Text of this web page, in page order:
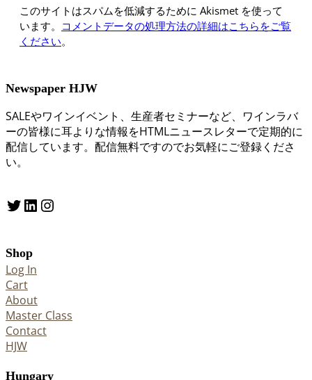
このサイトはスパムを低減するために Akismet を使って
います。 コメントデータの処理方法の詳細はこちらをご覧
ください。
Newspaper HJW
SALEやワインイベント、生産者セミナーなど、ワインラバ
ーの皆様に耳よりな情報をHTMLニュースレターで定期的に
配信しています。配信無料ですのでお気軽にご登録くださ
い。
Twitter LinkedIn Instagram
Shop
Log In
Cart
About
Master Class
Contact
HJW
Hungary